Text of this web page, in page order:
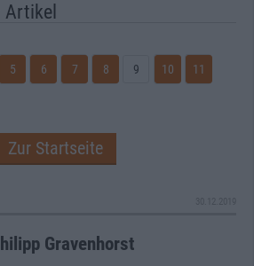
Artikel
5 6 7 8 9 10 11
Zur Startseite
Gravenhorst